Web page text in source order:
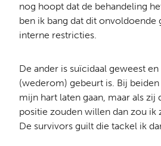
nog hoopt dat de behandeling
ben ik bang dat dit onvoldoende
interne restricties.
De ander is suïcidaal geweest
(wederom) gebeurt is. Bij
mijn hart laten gaan, maar als zij
positie zouden willen dan zou ik
De survivors guilt die tackel ik